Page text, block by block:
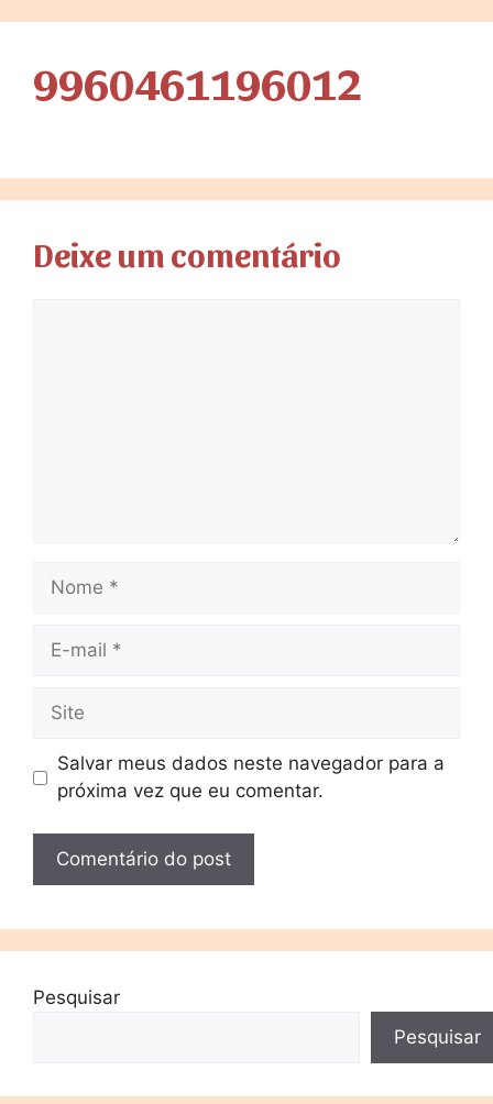
9960461196012
Deixe um comentário
Salvar meus dados neste navegador para a
próxima vez que eu comentar.
Pesquisar
Pesquisar